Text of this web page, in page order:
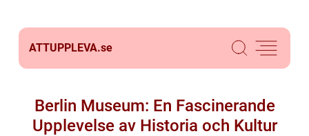
ATTUPPLEVA.se
Berlin Museum: En Fascinerande
Upplevelse av Historia och Kultur